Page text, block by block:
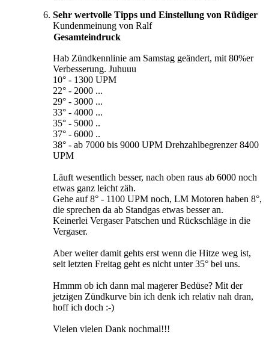
Sehr wertvolle Tipps und Einstellung von Rüdiger
Kundenmeinung von Ralf
Gesamteindruck
Hab Zündkennlinie am Samstag geändert, mit 80%er
Verbesserung. Juhuuu
10° - 1300 UPM
22° - 2000 ...
29° - 3000 ...
33° - 4000 ...
35° - 5000 ..
37° - 6000 ..
38° - ab 7000 bis 9000 UPM Drehzahlbegrenzer 8400
UPM
Läuft wesentlich besser, nach oben raus ab 6000 noch
etwas ganz leicht zäh.
Gehe auf 8° - 1100 UPM noch, LM Motoren haben 8°,
die sprechen da ab Standgas etwas besser an.
Keinerlei Vergaser Patschen und Rückschläge in die
Vergaser.
Aber weiter damit gehts erst wenn die Hitze weg ist,
seit letzten Freitag geht es nicht unter 35° bei uns.
Hmmm ob ich dann mal magerer Bedüse? Mit der
jetzigen Zündkurve bin ich denk ich relativ nah dran,
hoff ich doch :-)
Vielen vielen Dank nochmal!!!